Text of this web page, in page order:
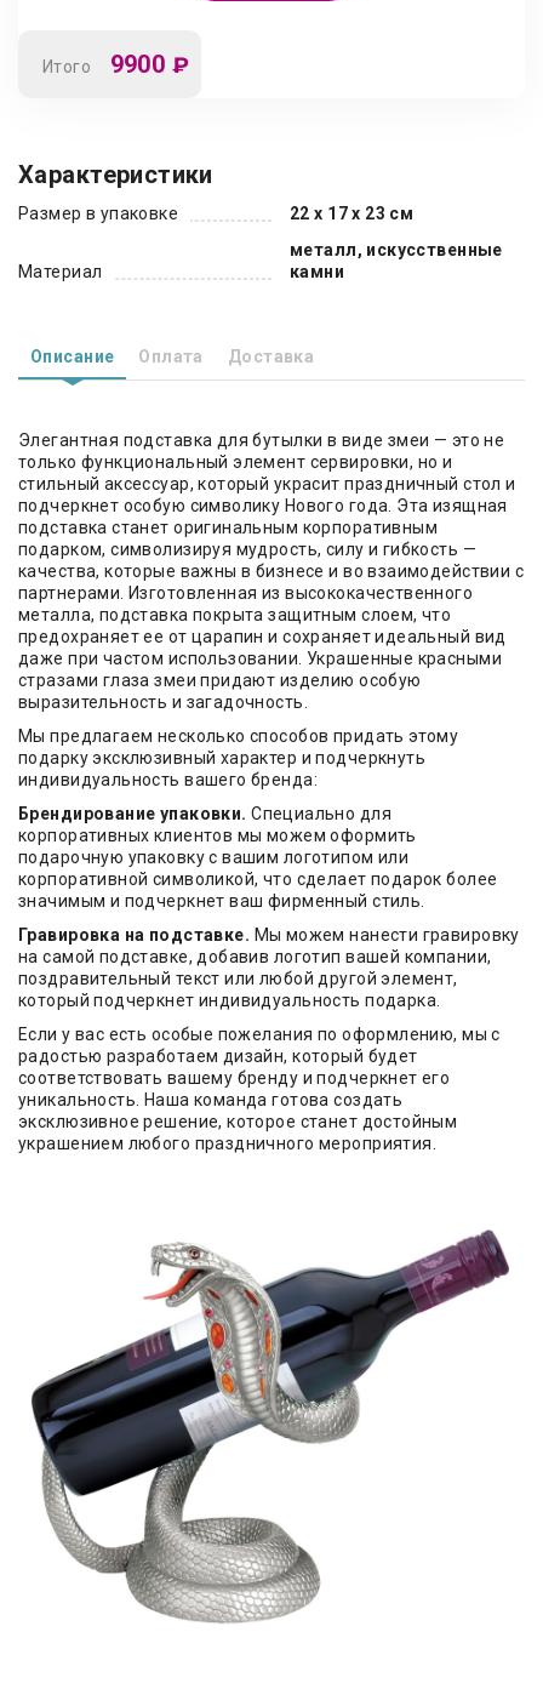
Итого 9900 ₽
Характеристики
Размер в упаковке 22 х 17 х 23 см
Материал
металл, искусственные
камни
Описание Оплата Доставка
Элегантная подставка для бутылки в виде змеи — это не
только функциональный элемент сервировки, но и
стильный аксессуар, который украсит праздничный стол и
подчеркнет особую символику Нового года. Эта изящная
подставка станет оригинальным корпоративным
подарком, символизируя мудрость, силу и гибкость —
качества, которые важны в бизнесе и во взаимодействии с
партнерами. Изготовленная из высококачественного
металла, подставка покрыта защитным слоем, что
предохраняет ее от царапин и сохраняет идеальный вид
даже при частом использовании. Украшенные красными
стразами глаза змеи придают изделию особую
выразительность и загадочность.
Мы предлагаем несколько способов придать этому
подарку эксклюзивный характер и подчеркнуть
индивидуальность вашего бренда:
Брендирование упаковки.Специально для
корпоративных клиентов мы можем оформить
подарочную упаковку с вашим логотипом или
корпоративной символикой, что сделает подарок более
значимым и подчеркнет ваш фирменный стиль.
Гравировка на подставке. Мы можем нанести гравировку
на самой подставке, добавив логотип вашей компании,
поздравительный текст или любой другой элемент,
который подчеркнет индивидуальность подарка.
Если у вас есть особые пожелания по оформлению, мы с
радостью разработаем дизайн, который будет
соответствовать вашему бренду и подчеркнет его
уникальность. Наша команда готова создать
эксклюзивное решение, которое станет достойным
украшением любого праздничного мероприятия.